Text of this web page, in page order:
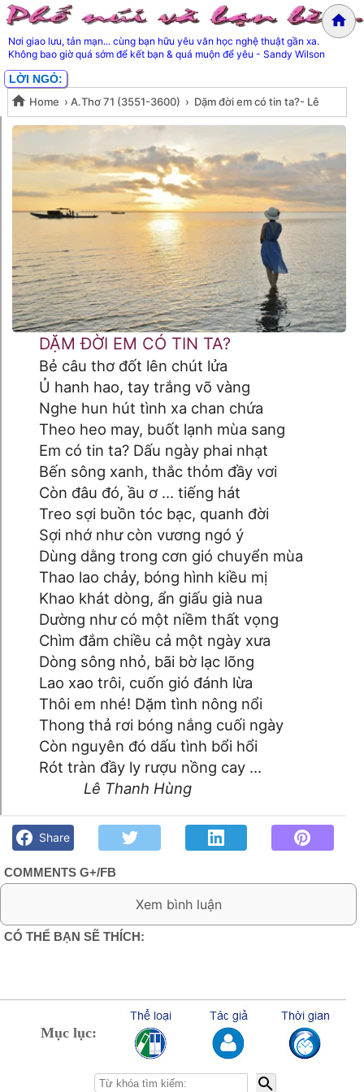
Nơi giao lưu, tản mạn... cùng bạn hữu yêu văn học nghệ thuật gần xa.
Không bao giờ quá sớm để kết bạn & quá muộn để yêu - Sandy Wilson
LỜI NGỎ:
Home › A.Thơ 71 (3551-3600) › Dặm đời em có tin ta?- Lê
Thanh Hùng
Dặm đời em có tin ta?- Lê Thanh
Hùng
DẶM ĐỜI EM CÓ TIN TA?
Bẻ câu thơ đốt lên chút lửa
Ủ hanh hao, tay trắng võ vàng
Nghe hun hút tình xa chan chứa
Theo heo may, buốt lạnh mùa sang
Em có tin ta? Dấu ngày phai nhạt
Bến sông xanh, thắc thỏm đầy vơi
Còn đâu đó, ầu ơ ... tiếng hát
Treo sợi buồn tóc bạc, quanh đời
Sợi nhớ như còn vương ngó ý
Dùng dằng trong cơn gió chuyển mùa
Thao lao chảy, bóng hình kiều mị
Khao khát dòng, ẩn giấu già nua
Dường như có một niềm thất vọng
Chìm đắm chiều cả một ngày xưa
Dòng sông nhỏ, bãi bờ lạc lõng
Lao xao trôi, cuốn gió đánh lừa
Thôi em nhé! Dặm tình nông nổi
Thong thả rơi bóng nắng cuối ngày
Còn nguyên đó dấu tình bổi hổi
Rót tràn đầy ly rượu nồng cay ...
Lê Thanh Hùng
và bạn bè. Chút gì để nhớ!
Share
COMMENTS G+/FB
0 Comment:
CÓ THỂ BẠN SẼ THÍCH:
Mục lục: